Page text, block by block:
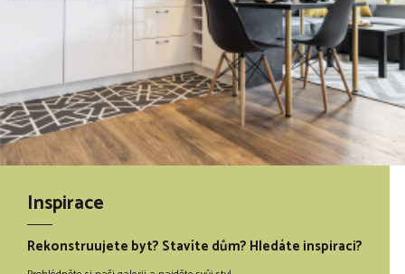
Inspirace
Rekonstruujete byt? Stavíte dům? Hledáte inspiraci?